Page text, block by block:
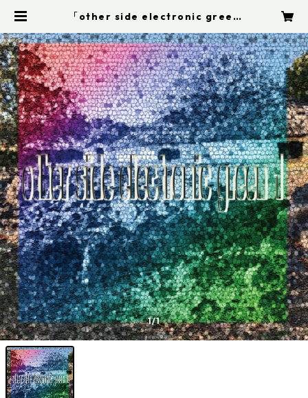
「other side electronic green
C SHOP
1/1